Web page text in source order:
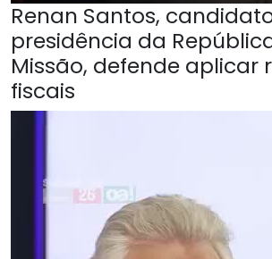
Renan Santos,
presidência da
Missão, defende aplicar
fiscais